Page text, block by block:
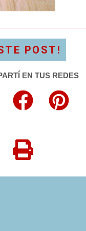
POST!
EN TUS REDES